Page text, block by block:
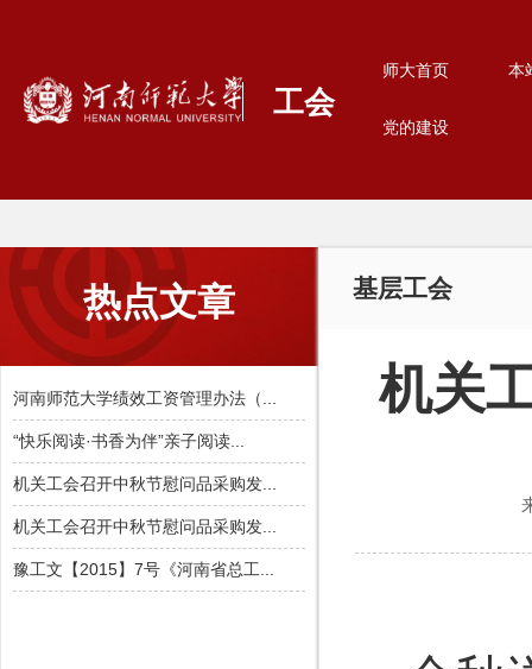
工会
师大首页 本
党的建设
热点文章 基层工会
机关